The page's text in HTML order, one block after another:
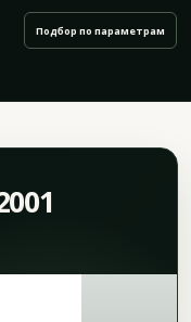
Подбор по параметрам